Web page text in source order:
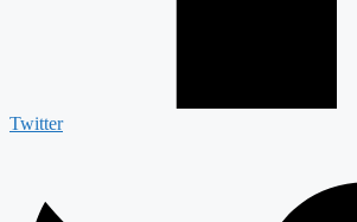
Twitter